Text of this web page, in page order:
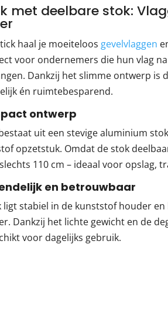
met deelbare stok:
haal je moeiteloos gevelvlaggen
voor ondernemers die hun vlag
Dankzij het slimme ontwerp is
én ruimtebesparend.
ontwerp
uit een stevige aluminium
opzetstuk. Omdat de stok
110 cm – ideaal voor opslag,
en betrouwbaar
ligt stabiel in de kunststof houder
Dankzij het lichte gewicht en de
voor dagelijks gebruik.